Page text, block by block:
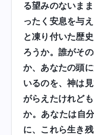
る望みのないま
ったく安息を与
と凍り付いた歴
ろうか。誰がそ
か、あなたの頭
いるのを、神は
がらえたけれど
か。あなたは自
に、これら生き